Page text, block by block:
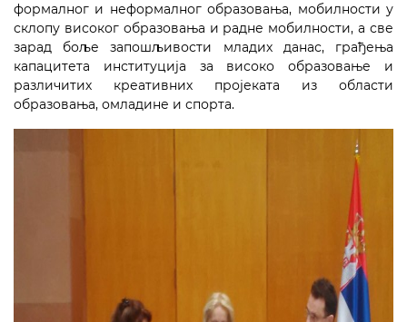
формалног и неформалног образовања, мобилности у
склопу високог образовања и радне мобилности, а све
зарад боље запошљивости младих данас, грађења
капацитета институција за високо образовање и
различитих креативних пројеката из области
образовања, омладине и спорта.